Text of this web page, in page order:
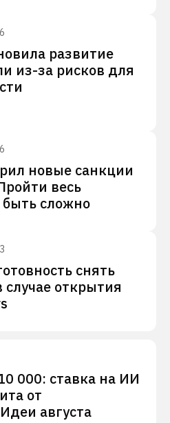
развитие
из-за рисков для
новые санкции
весь
сложно
снять
открытия
000: ставка на ИИ
от
августа